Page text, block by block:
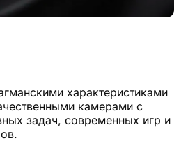
характеристиками
камерами с
задач, современных игр и